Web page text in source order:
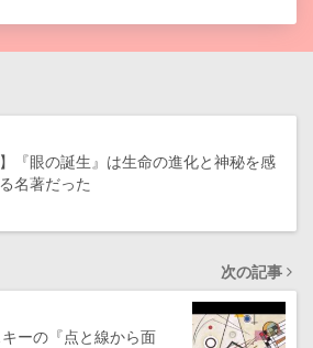
】『眼の誕生』は生命の進化と神秘を感
名著だった
次の記事
キーの『点と線から面